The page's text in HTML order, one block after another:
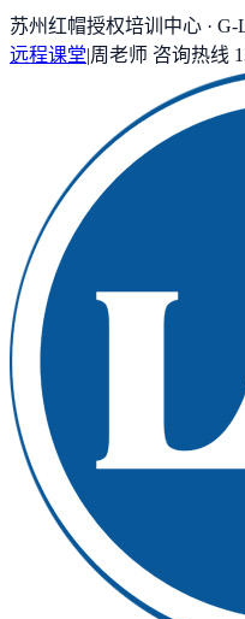
苏州红帽授权培训中心 ·
远程课堂|周老师 咨询热线